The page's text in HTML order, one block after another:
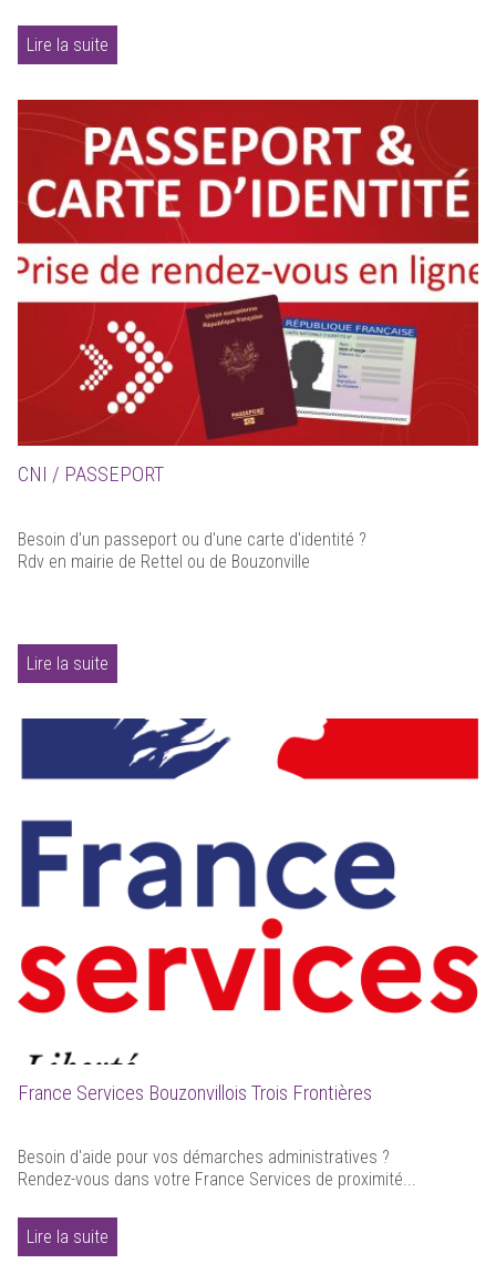
Lire la suite
CNI / PASSEPORT
Besoin d'un passeport ou d'une carte d'identité ?
Rdv en mairie de Rettel ou de Bouzonville
Lire la suite
France Services Bouzonvillois Trois Frontières
Besoin d'aide pour vos démarches administratives ?
Rendez-vous dans votre France Services de proximité...
Lire la suite